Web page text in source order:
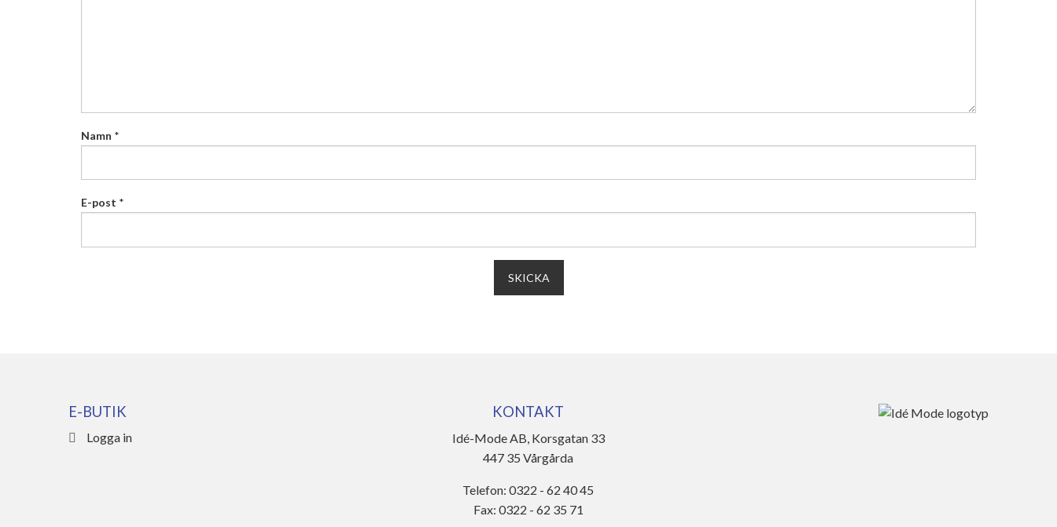
Namn *
E-post *
E-BUTIK
Logga in
KONTAKT
Idé-Mode AB, Korsgatan 33
447 35 Vårgårda
Telefon: 0322 - 62 40 45
Fax: 0322 - 62 35 71